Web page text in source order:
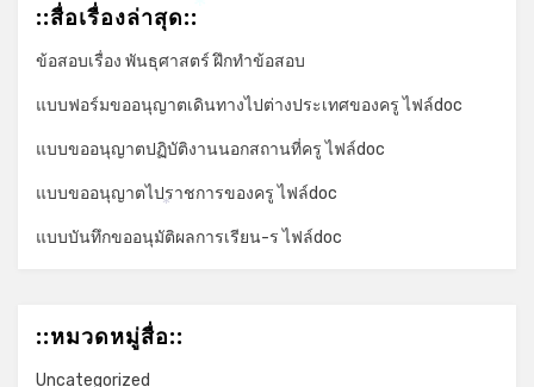
::สื่อเรื่องล่าสุด::
ข้อสอบเรื่อง พันธุศาสตร์ ฝึกทำข้อสอบ
แบบฟอร์มขออนุญาตเดินทางไปต่างประเทศของครู ไฟล์doc
แบบขออนุญาตปฏิบัติงานนอกสถานที่ครู ไฟล์doc
แบบขออนุญาตไปราชการของครู ไฟล์doc
แบบบันทึกขออนุมัติผลการเรียน-ร ไฟล์doc
::หมวดหมู่สื่อ::
Uncategorized